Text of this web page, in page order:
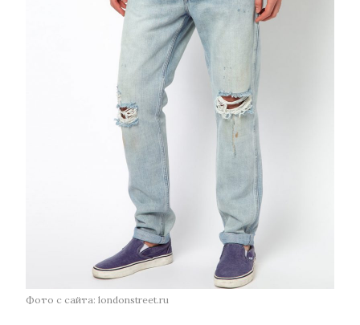
Фото с сайта: londonstreet.ru